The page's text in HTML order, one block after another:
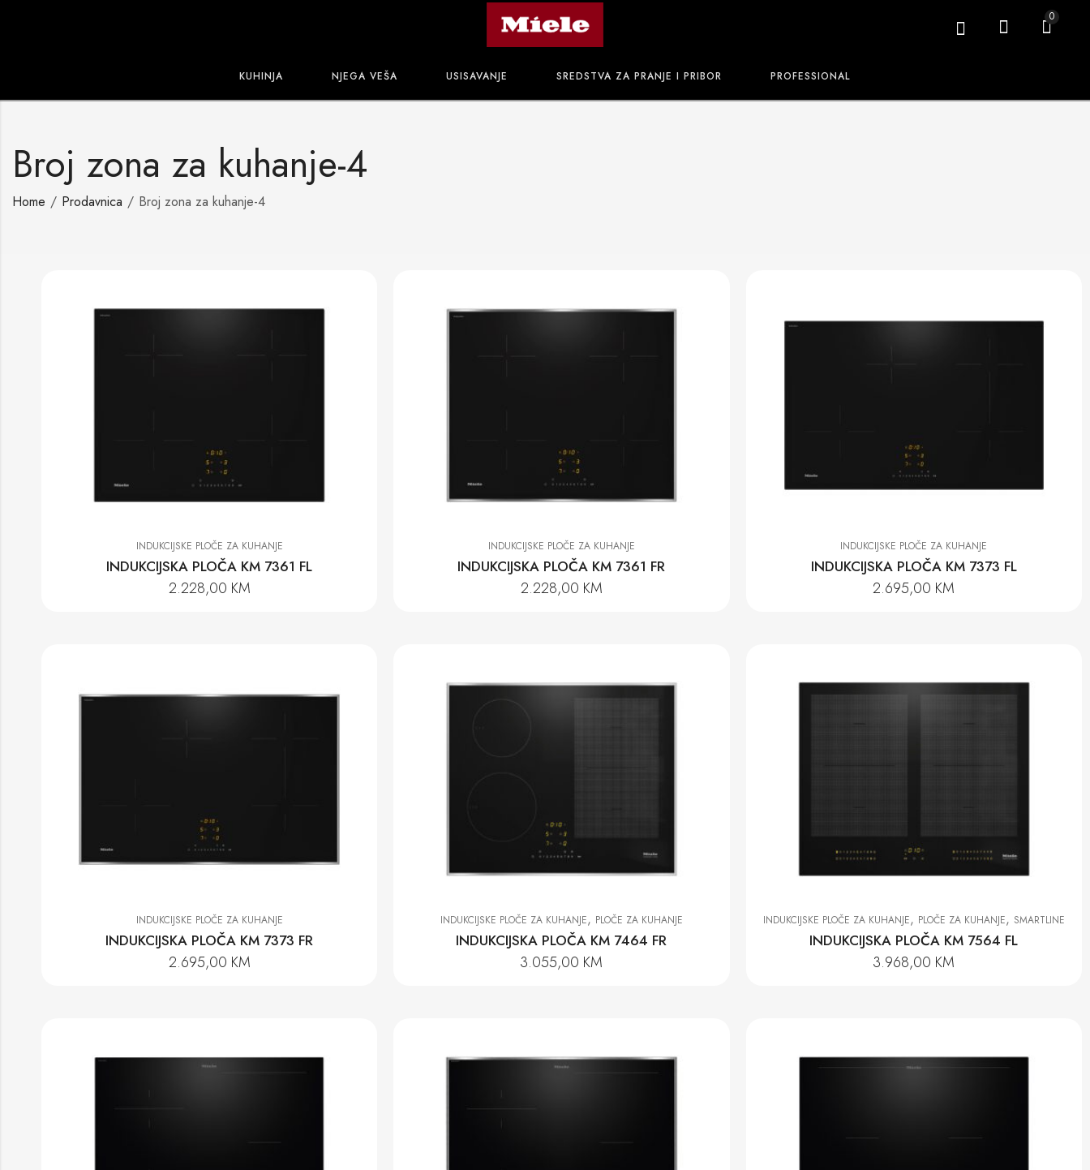
0
KUHINJA NJEGA VEŠA USISAVANJE SREDSTVA ZA PRANJE I PRIBOR PROFESSIONAL
Broj zona za kuhanje-4
Home Prodavnica Broj zona za kuhanje-4
INDUKCIJSKE PLOČE ZA KUHANJE
INDUKCIJSKA PLOČA KM 7361 FL
2.228,00 KM
INDUKCIJSKE PLOČE ZA KUHANJE
INDUKCIJSKA PLOČA KM 7361 FR
2.228,00 KM
INDUKCIJSKE PLOČE ZA KUHANJE
INDUKCIJSKA PLOČA KM 7373 FL
2.695,00 KM
INDUKCIJSKE PLOČE ZA KUHANJE
INDUKCIJSKA PLOČA KM 7373 FR
2.695,00 KM
INDUKCIJSKE PLOČE ZA KUHANJE, PLOČE ZA KUHANJE
INDUKCIJSKA PLOČA KM 7464 FR
3.055,00 KM
INDUKCIJSKE PLOČE ZA KUHANJE, PLOČE ZA KUHANJE, SMARTLINE
INDUKCIJSKA PLOČA KM 7564 FL
3.968,00 KM